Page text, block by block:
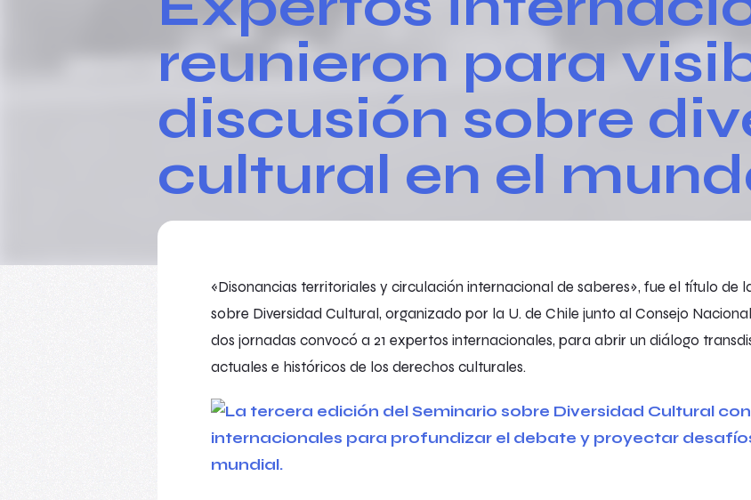
reunieron para
discusión sobre
cultural en el
«Disonancias territoriales y circulación internacional de saberes», fue el título de
sobre Diversidad Cultural, organizado por la U. de Chile junto al Consejo
dos jornadas convocó a 21 expertos internacionales, para abrir un diálogo
actuales e históricos de los derechos culturales.